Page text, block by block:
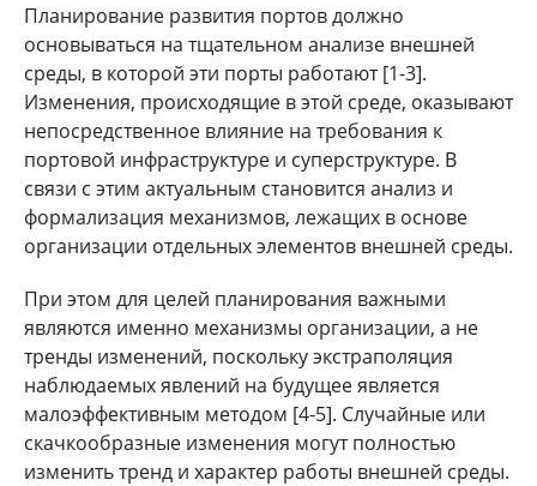
Планирование развития портов должно
основываться на тщательном анализе внешней
среды, в которой эти порты работают [1-3].
Изменения, происходящие в этой среде, оказывают
непосредственное влияние на требования к
портовой инфраструктуре и суперструктуре. В
связи с этим актуальным становится анализ и
формализация механизмов, лежащих в основе
организации отдельных элементов внешней среды.
При этом для целей планирования важными
являются именно механизмы организации, а не
тренды изменений, поскольку экстраполяция
наблюдаемых явлений на будущее является
малоэффективным методом [4-5]. Случайные или
скачкообразные изменения могут полностью
изменить тренд и характер работы внешней среды.